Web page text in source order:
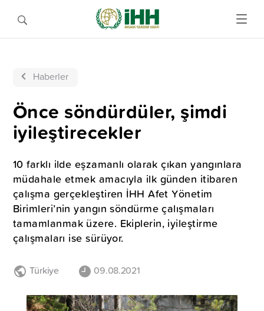
Haberler
Önce söndürdüler, şimdi
iyileştirecekler
10 farklı ilde eşzamanlı olarak çıkan yangınlara
müdahale etmek amacıyla ilk günden itibaren
çalışma gerçekleştiren İHH Afet Yönetim
Birimleri’nin yangın söndürme çalışmaları
tamamlanmak üzere. Ekiplerin, iyileştirme
çalışmaları ise sürüyor.
Türkiye 09.08.2021